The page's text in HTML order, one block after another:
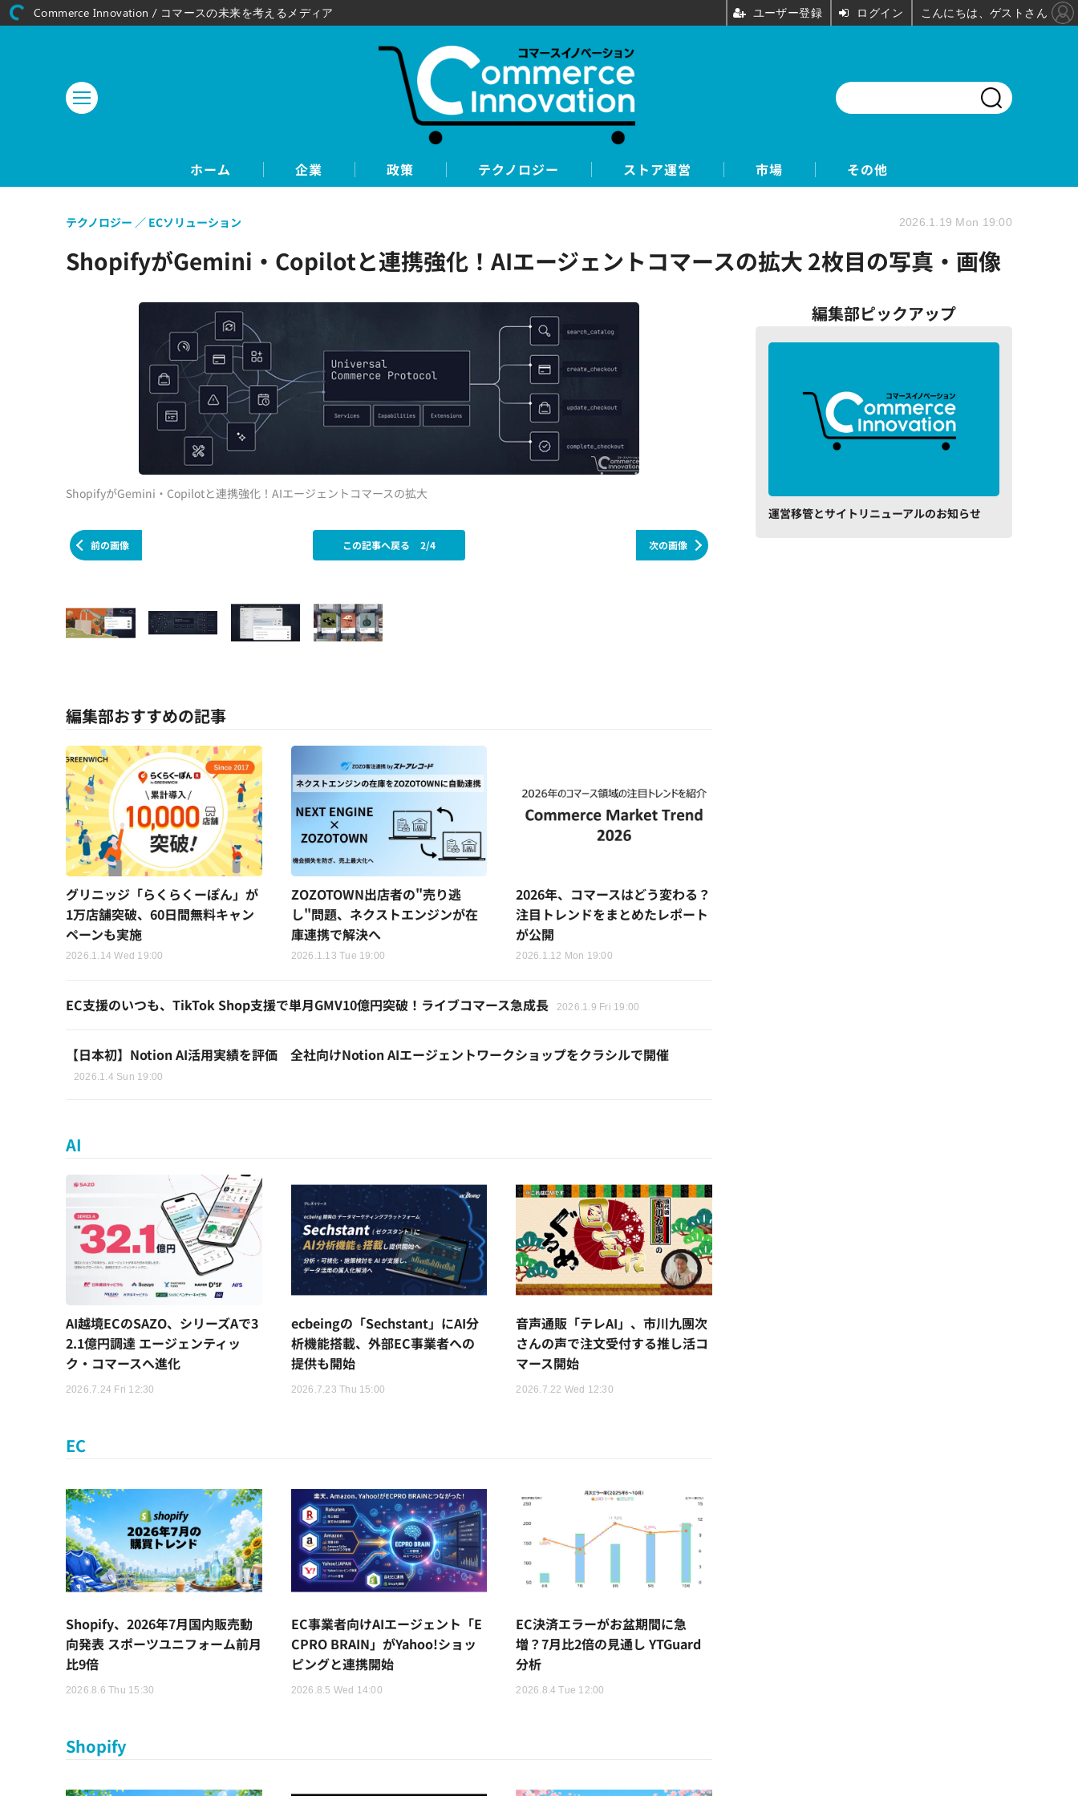
ホーム 企業 政策 テクノロジー ストア運営 市場 その他
ShopifyがGemini・Copilotと連携強化！AIエージェントコマースの拡大 2枚目の写真・画像
テクノロジー ECソリューション 2026.1.19 Mon 19:00
ShopifyがGemini・Copilotと連携強化！AIエージェントコマースの拡大
前の画像 次の画像
この記事へ戻る 2/4
編集部おすすめの記事
グリニッジ「らくらくーぽん」が
1万店舗突破、60日間無料キャン
ペーンも実施
2026.1.14 Wed 19:00
ZOZOTOWN出店者の"売り逃
し"問題、ネクストエンジンが在
庫連携で解決へ
2026.1.13 Tue 19:00
2026年、コマースはどう変わる？
注目トレンドをまとめたレポート
が公開
2026.1.12 Mon 19:00
EC支援のいつも、TikTok Shop支援で単月GMV10億円突破！ライブコマース急成長 2026.1.9 Fri 19:00
【日本初】Notion AI活用実績を評価 全社向けNotion AIエージェントワークショップをクラシルで開催
2026.1.4 Sun 19:00
AI
AI越境ECのSAZO、シリーズAで3
2.1億円調達 エージェンティッ
ク・コマースへ進化
2026.7.24 Fri 12:30
ecbeingの「Sechstant」にAI分
析機能搭載、外部EC事業者への
提供も開始
2026.7.23 Thu 15:00
音声通販「テレAI」、市川九團次
さんの声で注文受付する推し活コ
マース開始
2026.7.22 Wed 12:30
EC
Shopify、2026年7月国内販売動
向発表 スポーツユニフォーム前月
比9倍
2026.8.6 Thu 15:30
EC事業者向けAIエージェント「E
CPRO BRAIN」がYahoo!ショッ
ピングと連携開始
2026.8.5 Wed 14:00
EC決済エラーがお盆期間に急
増？7月比2倍の見通し YTGuard
分析
2026.8.4 Tue 12:00
Shopify
編集部ピックアップ
運営移管とサイトリニューアルのお知らせ
Commerce Innovation / コマースの未来を考えるメディア ユーザー登録 ログイン こんにちは、ゲストさん